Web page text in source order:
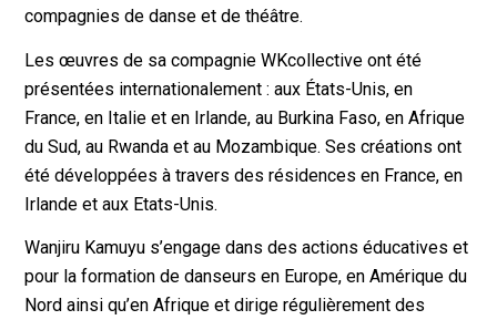
compagnies de danse et de théâtre.
Les œuvres de sa compagnie WKcollective ont été
présentées internationalement : aux États-Unis, en
France, en Italie et en Irlande, au Burkina Faso, en Afrique
du Sud, au Rwanda et au Mozambique. Ses créations ont
été développées à travers des résidences en France, en
Irlande et aux Etats-Unis.
Wanjiru Kamuyu s’engage dans des actions éducatives et
pour la formation de danseurs en Europe, en Amérique du
Nord ainsi qu’en Afrique et dirige régulièrement des